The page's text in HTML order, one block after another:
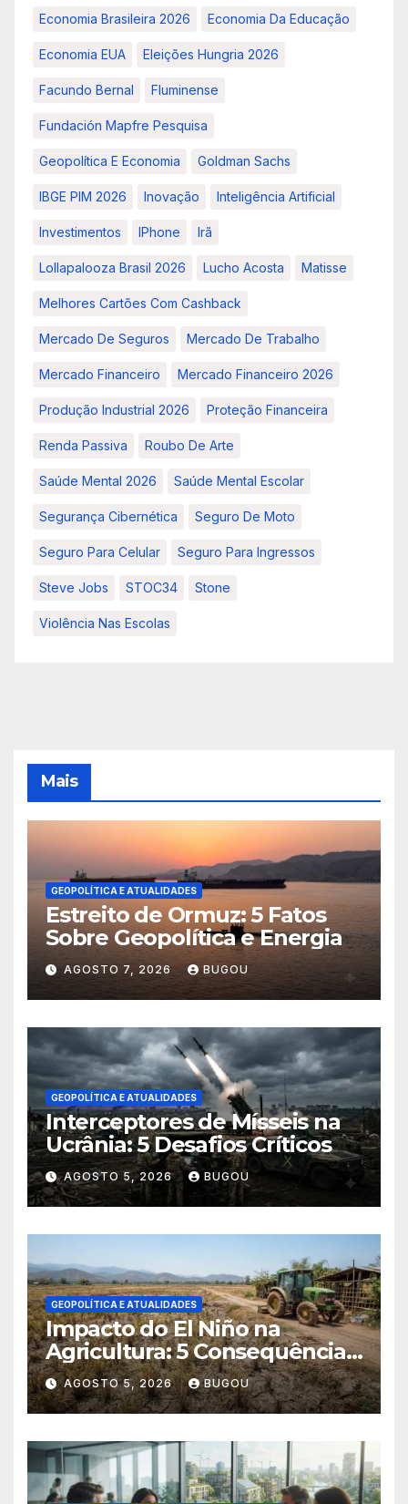
Economia Brasileira 2026 Economia Da Educação
Economia EUA Eleições Hungria 2026
Facundo Bernal Fluminense
Fundación Mapfre Pesquisa
Geopolítica E Economia Goldman Sachs
IBGE PIM 2026 Inovação Inteligência Artificial
Investimentos IPhone Irã
Lollapalooza Brasil 2026 Lucho Acosta Matisse
Melhores Cartões Com Cashback
Mercado De Seguros Mercado De Trabalho
Mercado Financeiro Mercado Financeiro 2026
Produção Industrial 2026 Proteção Financeira
Renda Passiva Roubo De Arte
Saúde Mental 2026 Saúde Mental Escolar
Segurança Cibernética Seguro De Moto
Seguro Para Celular Seguro Para Ingressos
Steve Jobs STOC34 Stone
Violência Nas Escolas
Mais
GEOPOLÍTICA E ATUALIDADES
Estreito de Ormuz: 5 Fatos
Sobre Geopolítica e Energia
AGOSTO 7, 2026 BUGOU
GEOPOLÍTICA E ATUALIDADES
Interceptores de Mísseis na
Ucrânia: 5 Desafios Críticos
AGOSTO 5, 2026 BUGOU
GEOPOLÍTICA E ATUALIDADES
Impacto do El Niño na
Agricultura: 5 Consequências
Críticas
AGOSTO 5, 2026 BUGOU